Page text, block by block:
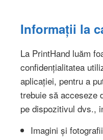
Informații la
La PrintHand luăm
confidențialitatea
aplicației, pentru a
trebuie să acceseze
pe dispozitivul dvs.,
Imagini și fotografii